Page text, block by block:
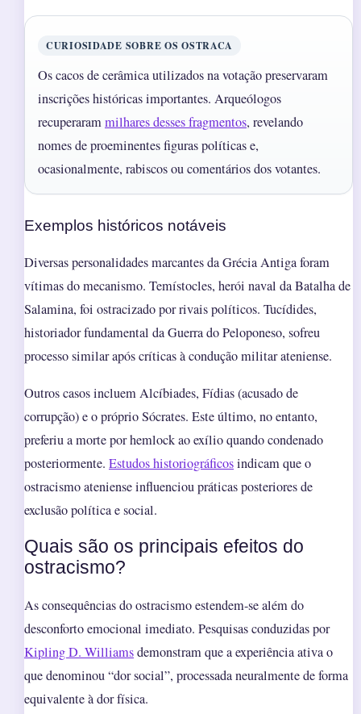
CURIOSIDADE SOBRE OS OSTRACA
Os cacos de cerâmica utilizados na votação preservaram
inscrições históricas importantes. Arqueólogos
recuperarammilhares desses fragmentos, revelando
nomes de proeminentes figuras políticas e,
ocasionalmente, rabiscos ou comentários dos votantes.
Exemplos históricos notáveis
Diversas personalidades marcantes da Grécia Antiga foram
vítimas do mecanismo. Temístocles, herói naval da Batalha de
Salamina, foi ostracizado por rivais políticos. Tucídides,
historiador fundamental da Guerra do Peloponeso, sofreu
processo similar após críticas à condução militar ateniense.
Outros casos incluem Alcíbiades, Fídias (acusado de
corrupção) e o próprio Sócrates. Este último, no entanto,
preferiu a morte por hemlock ao exílio quando condenado
posteriormente. Estudos historiográficosindicam que o
ostracismo ateniense influenciou práticas posteriores de
exclusão política e social.
Quais são os principais efeitos do
ostracismo?
As consequências do ostracismo estendem-se além do
desconforto emocional imediato. Pesquisas conduzidas por
Kipling D. Williamsdemonstram que a experiência ativa o
que denominou “dor social”, processada neuralmente de forma
equivalente à dor física.